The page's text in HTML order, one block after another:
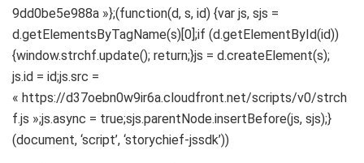
9dd0be5e988a »};(function(d, s, id) {var js, sjs =
d.getElementsByTagName(s)[0];if (d.getElementById(id))
{window.strchf.update(); return;}js = d.createElement(s);
js.id = id;js.src =
« https://d37oebn0w9ir6a.cloudfront.net/scripts/v0/strch
f.js »;js.async = true;sjs.parentNode.insertBefore(js, sjs);}
(document, ‘script’, ‘storychief-jssdk’))